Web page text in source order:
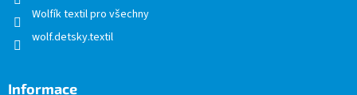
Wolfík textil pro všechny
wolf.detsky.textil
Informace